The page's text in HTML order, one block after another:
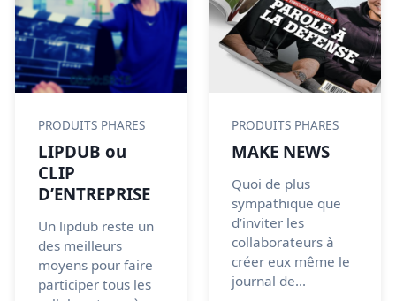
PRODUITS PHARES
LIPDUB ou
CLIP
D’ENTREPRISE
Un lipdub reste un
des meilleurs
moyens pour faire
participer tous les
PRODUITS PHARES
MAKE NEWS
Quoi de plus
sympathique que
d’inviter les
collaborateurs à
créer eux même le
journal de...